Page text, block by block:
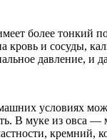
более тонкий
и сосуды,
давление, и
условиях
В муке из овса
кремний,